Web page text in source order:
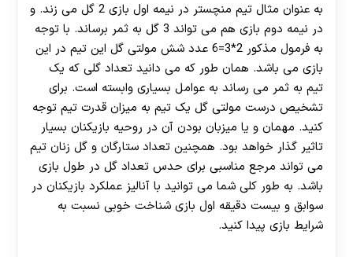
به عنوان مثال تیم منچستر در نیمه اول بازی 2 گل می زند. و
در نیمه دوم بازی هم می تواند 3 گل به ثمر برساند. با توجه
به فرمول مذکور 2*3=6 عدد شش مولتی گل این تیم در این
بازی می باشد. همان طور که می دانید تعداد گلی که یک
تیم به ثمر می رساند به عوامل بسیاری وابسته است. برای
تشخیص درست مولتی گل یک تیم به میزان قدرت تیم توجه
کنید. مهمان و یا میزبان بودن آن در روحیه بازیکنان بسیار
تاثیر گذار خواهد بود. همچنین تعداد ستارگان و گل زنان تیم
می تواند مرجع مناسبی برای حدس تعداد گل در طول بازی
باشد. به طور کلی شما می توانید با آنالیز عملکرد بازیکنان در
سوابق و بیست دقیقه اول بازی شناخت خوبی نسبت به
شرایط بازی پیدا کنید.